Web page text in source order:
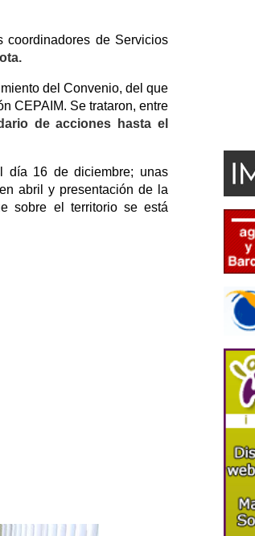
coordinadores de Servicios
del Convenio, del que
CEPAIM. Se trataron, entre
de acciones hasta el
día 16 de diciembre; unas
en abril y presentación de la
sobre el territorio se está